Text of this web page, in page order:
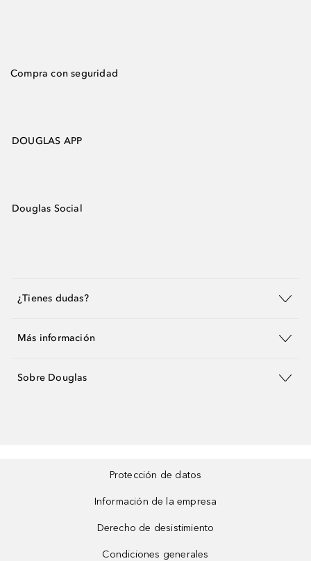
Compra con seguridad
DOUGLAS APP
Douglas Social
¿Tienes dudas?
Más información
Sobre Douglas
Protección de datos
Información de la empresa
Derecho de desistimiento
Condiciones generales